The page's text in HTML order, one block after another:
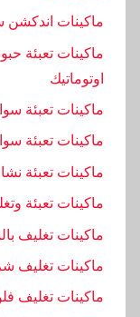
ماكينات اندكشن
ماكينات تعبئة
اوتوماتيك
ماكينات تعبئة
ماكينات تعبئة
ماكينات تعبئة
ماكينات تعبئة
ماكينات تغليف
ماكينات تغليف
ماكينات تغليف